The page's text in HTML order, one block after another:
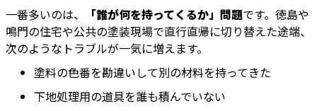
一番多いのは、 「誰が何を持ってくるか」問題です。徳島や
鳴門の住宅や公共の塗装現場で直行直帰に切り替えた途端、
次のようなトラブルが一気に増えます。
塗料の色番を勘違いして別の材料を持ってきた
下地処理用の道具を誰も積んでいない